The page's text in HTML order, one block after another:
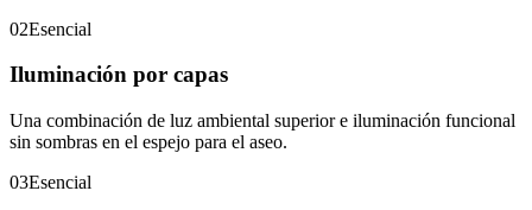
02Esencial
Iluminación por capas
Una combinación de luz ambiental superior e iluminación funcional
sin sombras en el espejo para el aseo.
03Esencial